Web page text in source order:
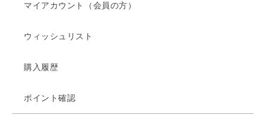
マイアカウント（会員の方）
ウィッシュリスト
購入履歴
ポイント確認